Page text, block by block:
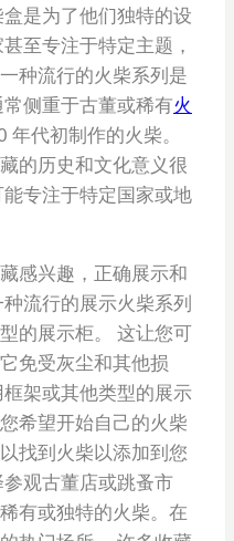
是为了他们独特的设
至专注于特定主题，
种流行的火柴系列是
侧重于古董或稀有火
代初制作的火柴。
的历史和文化意义很
专注于特定国家或地
感兴趣，正确展示和
流行的展示火柴系列
的展示柜。 这让您可
免受灰尘和其他损
架或其他类型的展示
希望开始自己的火柴
找到火柴以添加到您
观古董店或跳蚤市
有或独特的火柴。在